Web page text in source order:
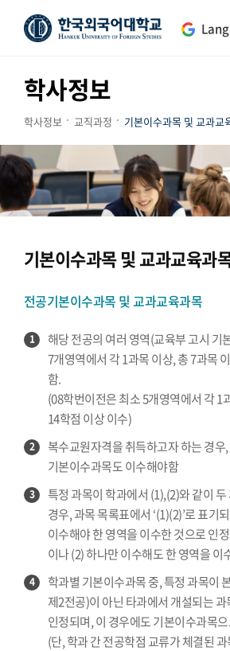
학사정보
학사정보 교직과정 기본이수과목 및 교과교
기본이수과목 및 교과교육과
전공기본이수과목 및 교과교육과목
1
해당 전공의 여러 영역(교육부 고시 기
7개영역에서 각 1과목 이상, 총 7과목
함.
(08학번이전은 최소 5개영역에서 각 1
14학점 이상 이수)
2
복수교원자격을 취득하고자 하는 경우
기본이수과목도 이수해야함
3
특정 과목이 학과에서 (1),(2)와 같이
경우, 과목 목록표에서 ‘(1)(2)’로 표기
이수해야 한 영역을 이수한 것으로 인
이나 (2) 하나만 이수해도 한 영역을 이
4
학과별 기본이수과목 중, 특정 과목이
제2전공)이 아닌 타과에서 개설되는 과
인정되며, 이 경우에도 기본이수과목
(단, 학과 간 전공학점 교류가 체결된